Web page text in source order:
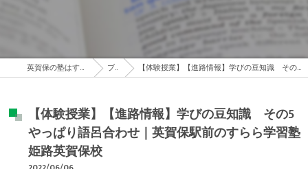
英賀保の塾はすらら学習塾 姫路英賀保校 ブログ 【体験授業】【進路情報】学びの豆知識 その5 やっぱり語呂合わせ｜英賀保駅前のすらら学習塾姫路英賀保校
【体験授業】【進路情報】学びの豆知識 その5
やっぱり語呂合わせ｜英賀保駅前のすらら学習塾
姫路英賀保校